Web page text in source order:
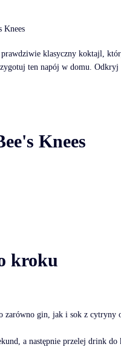
Knees
klasyczny koktajl,
ten napój w domu. Odkryj
Knees
kroku
zarówno gin, jak i sok z cytryny
a następnie przelej drink